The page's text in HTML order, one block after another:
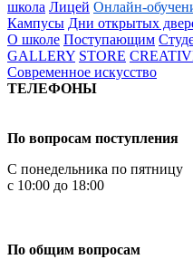
школа Лицей Онлайн-
Кампусы Дни открытых
О школе Поступающим
GALLERY STORE
Современное искусство
ТЕЛЕФОНЫ
По вопросам поступления
С понедельника по пятницу
с 10:00 до 18:00
По общим вопросам